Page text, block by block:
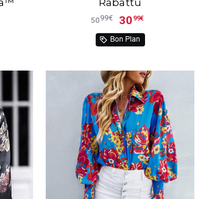
5099€ 30 99€
Bon Plan